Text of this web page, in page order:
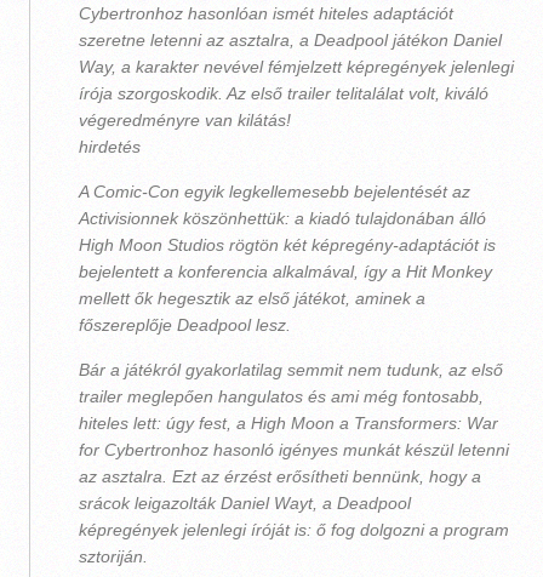
Cybertronhoz hasonlóan ismét hiteles adaptációt
szeretne letenni az asztalra, a Deadpool játékon Daniel
Way, a karakter nevével fémjelzett képregények jelenlegi
írója szorgoskodik. Az első trailer telitalálat volt, kiváló
végeredményre van kilátás!
hirdetés
A Comic-Con egyik legkellemesebb bejelentését az
Activisionnek köszönhettük: a kiadó tulajdonában álló
High Moon Studios rögtön két képregény-adaptációt is
bejelentett a konferencia alkalmával, így a Hit Monkey
mellett ők hegesztik az első játékot, aminek a
főszereplője Deadpool lesz.
Bár a játékról gyakorlatilag semmit nem tudunk, az első
trailer meglepően hangulatos és ami még fontosabb,
hiteles lett: úgy fest, a High Moon a Transformers: War
for Cybertronhoz hasonló igényes munkát készül letenni
az asztalra. Ezt az érzést erősítheti bennünk, hogy a
srácok leigazolták Daniel Wayt, a Deadpool
képregények jelenlegi íróját is: ő fog dolgozni a program
sztoriján.